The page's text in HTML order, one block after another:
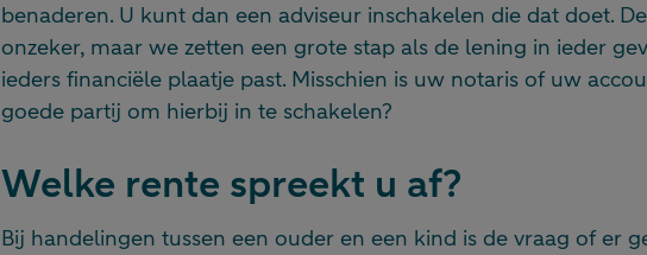
benaderen. U kunt dan een adviseur inschakelen die dat doet.
onzeker, maar we zetten een grote stap als de lening in ieder
ieders financiële plaatje past. Misschien is uw notaris of uw
goede partij om hierbij in te schakelen?
Welke rente spreekt u af?
Bij handelingen tussen een ouder en een kind is de vraag of er